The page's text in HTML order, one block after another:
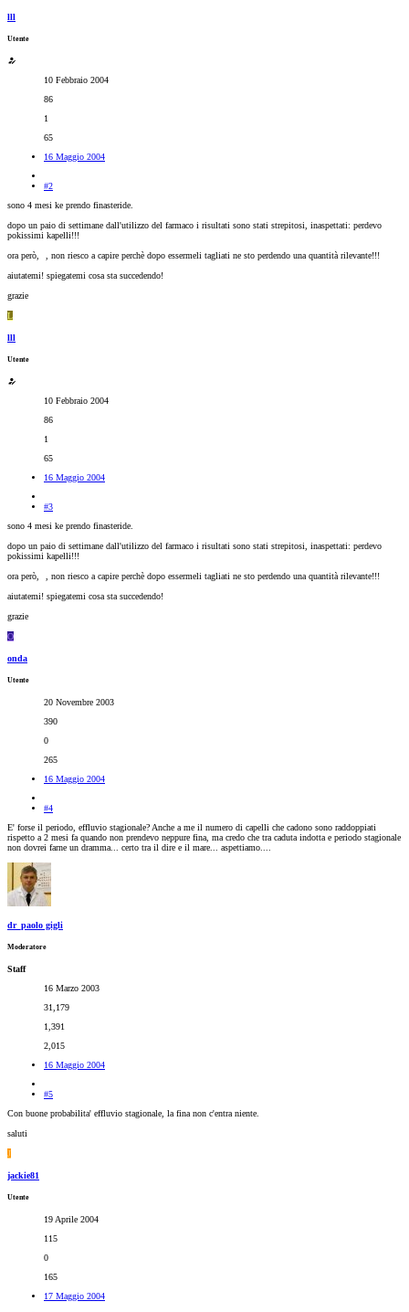
lll
Utente
10 Febbraio 2004
86
1
65
16 Maggio 2004
#2
sono 4 mesi ke prendo finasteride.
dopo un paio di settimane dall'utilizzo del farmaco i risultati sono stati strepitosi, inaspettati: perdevo
pokissimi kapelli!!!
ora però,
, non riesco a capire perchè dopo essermeli tagliati ne sto perdendo una quantità rilevante!!!
aiutatemi! spiegatemi cosa sta succedendo!
grazie
L
lll
Utente
10 Febbraio 2004
86
1
65
16 Maggio 2004
#3
sono 4 mesi ke prendo finasteride.
dopo un paio di settimane dall'utilizzo del farmaco i risultati sono stati strepitosi, inaspettati: perdevo
pokissimi kapelli!!!
ora però,
, non riesco a capire perchè dopo essermeli tagliati ne sto perdendo una quantità rilevante!!!
aiutatemi! spiegatemi cosa sta succedendo!
grazie
O
onda
Utente
20 Novembre 2003
390
0
265
16 Maggio 2004
#4
E' forse il periodo, effluvio stagionale? Anche a me il numero di capelli che cadono sono raddoppiati
rispetto a 2 mesi fa quando non prendevo neppure fina, ma credo che tra caduta indotta e periodo stagionale
non dovrei farne un dramma... certo tra il dire e il mare... aspettiamo....
dr_paolo gigli
Moderatore
Staff
16 Marzo 2003
31,179
1,391
2,015
16 Maggio 2004
#5
Con buone probabilita' effluvio stagionale, la fina non c'entra niente.
saluti
J
jackie81
Utente
19 Aprile 2004
115
0
165
17 Maggio 2004